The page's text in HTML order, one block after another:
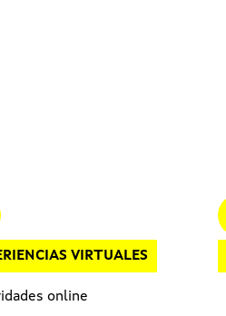
VIRTUALES
online